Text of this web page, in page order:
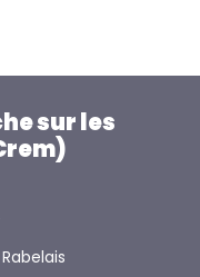
sur les